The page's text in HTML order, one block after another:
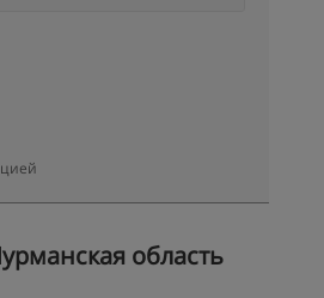
область